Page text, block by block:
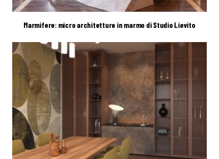
Marmifere: micro architetture in marmo di Studio Lievito